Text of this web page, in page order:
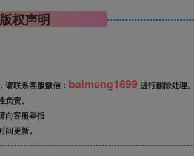
版权声明
联系客服微信： baimeng1699 进行删除处理。
责。
向客服举报
更新。